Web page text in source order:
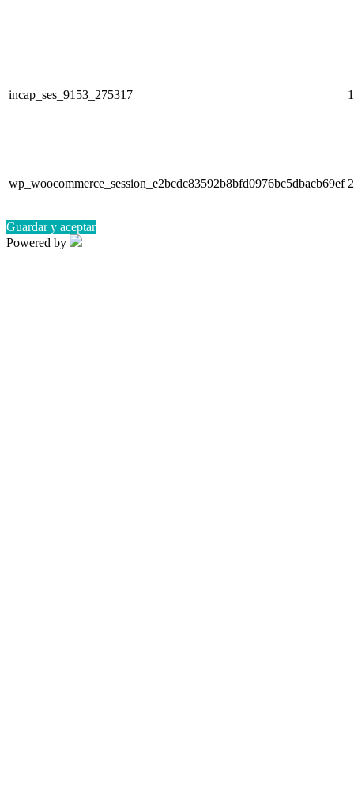
incap_ses_9153_275317
wp_woocommerce_session_e2bcdc83592b8bfd0976bc5dbacb69ef
Guardar y aceptar
Powered by